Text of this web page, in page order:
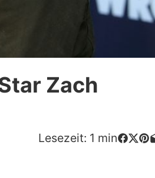
Zach
Lesezeit: 1 min